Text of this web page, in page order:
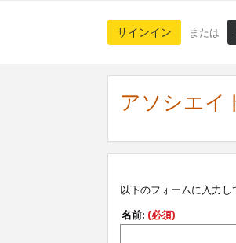
サインイン または
アソシエイ
以下のフォームに入力し
名前: (必須)